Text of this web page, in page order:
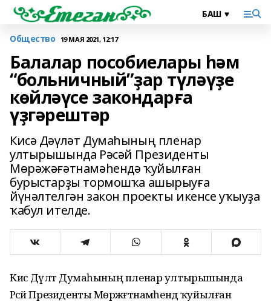
Общество 19 МАЯ 2021, 12:17
Балалар пособиелары һәм
“больничный”ҙар түләүҙе
көйләүсе закондарға
үҙгәрештәр
Кисә Дәүләт Думаһының пленар
ултырышында Рәсәй Президенты
Мөрәжәғәтнамәһендә ҡуйылған
бурыстарҙы тормошҡа ашырыуға
йүнәлтелгән закон проекты икенсе уҡыуҙа
ҡабул ителде.
Кисә Дәүләт Думаһының пленар ултырышында
Рәсәй Президенты Мөрәжәғәтнамәһендә ҡуйылған